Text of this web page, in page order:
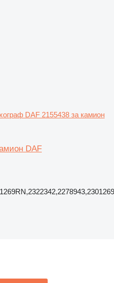
DAF 2155438 за камион
DAF